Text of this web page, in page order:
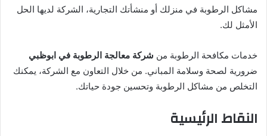
مشاكل الرطوبة في منزلك أو منشأتك التجارية، الشركة لديها الحل
الأمثل لك.
خدمات مكافحة الرطوبة من شركة معالجة الرطوبة في ابوظبي
ضرورية لصحة وسلامة المباني. من خلال التعاون مع الشركة، يمكنك
التخلص من مشاكل الرطوبة وتحسين جودة حياتك.
النقاط الرئيسية